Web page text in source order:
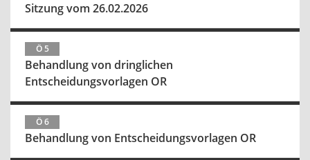
Sitzung vom 26.02.2026
Ö 5
Behandlung von dringlichen
Entscheidungsvorlagen OR
Ö 6
Behandlung von Entscheidungsvorlagen OR